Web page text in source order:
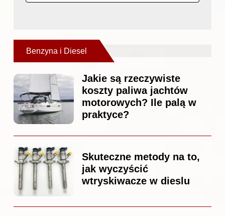
Benzyna i Diesel
Jakie są rzeczywiste
koszty paliwa jachtów
motorowych? Ile palą w
praktyce?
Skuteczne metody na to,
jak wyczyścić
wtryskiwacze w dieslu